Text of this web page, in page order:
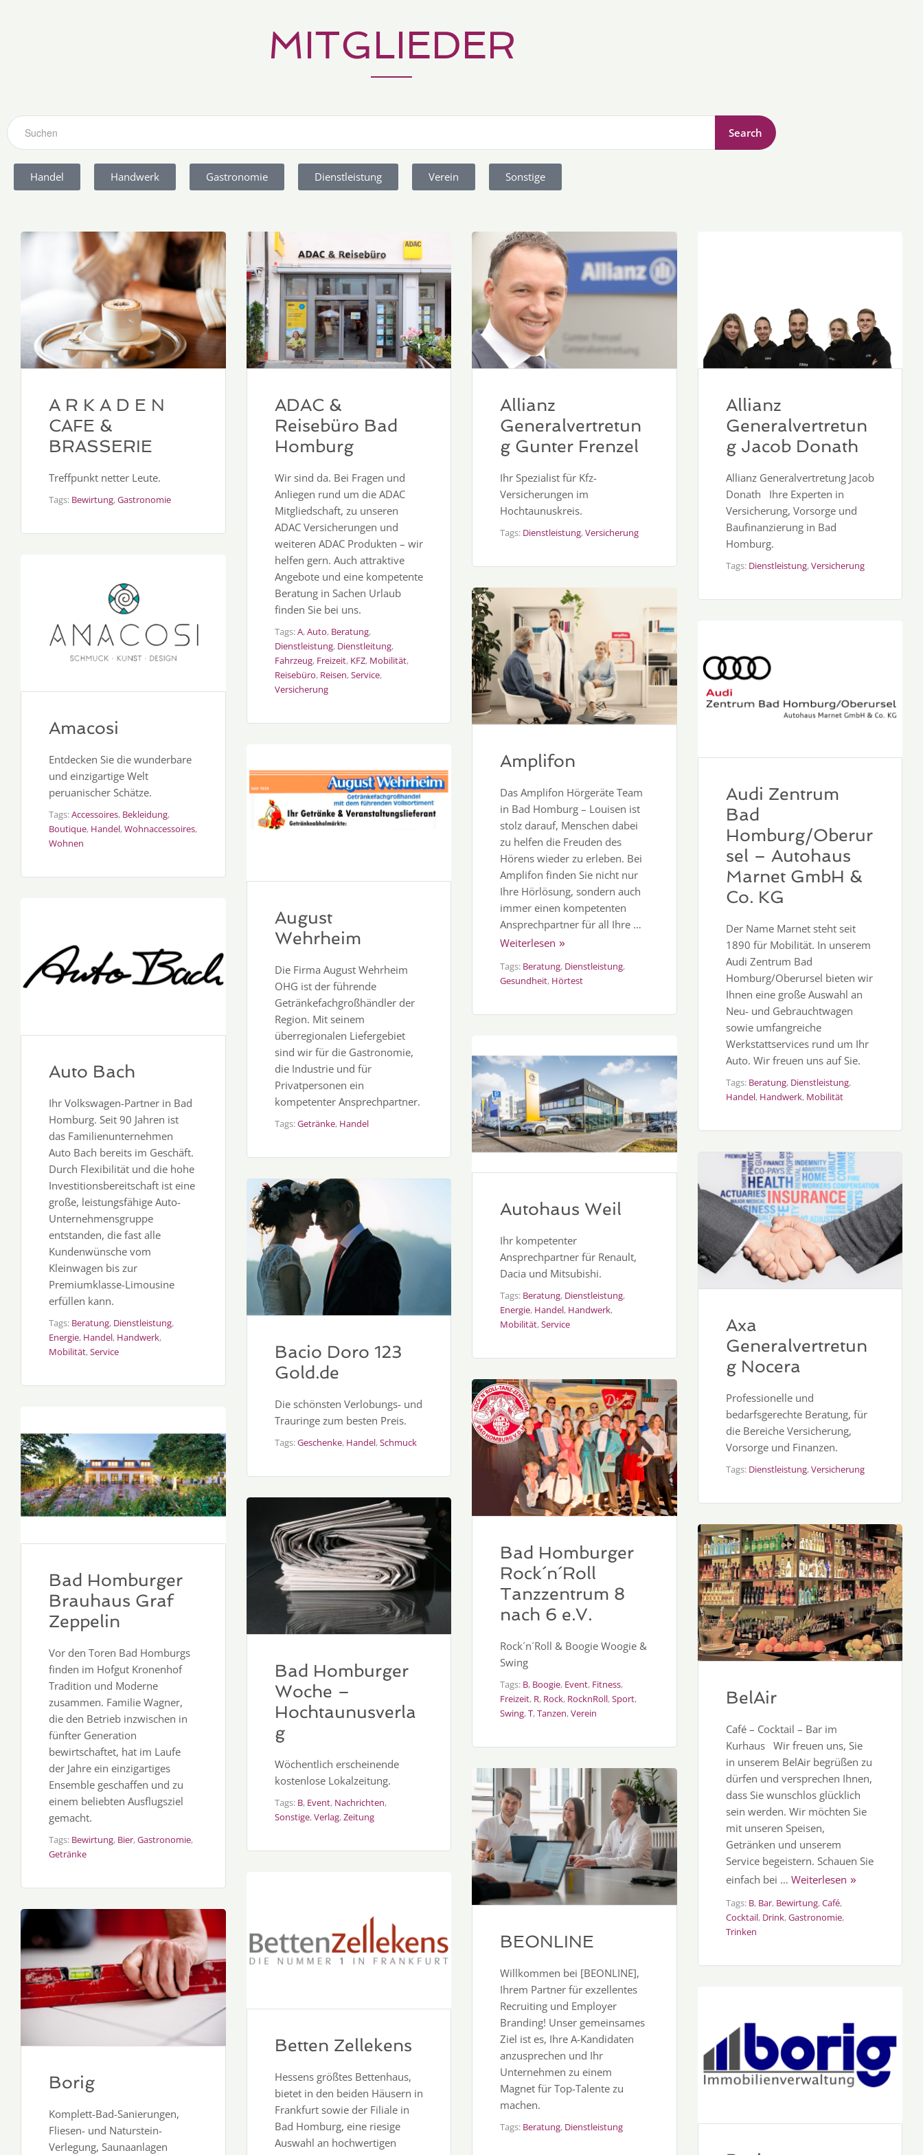
MITGLIEDER
Search
Handel Handwerk Gastronomie Dienstleistung Verein Sonstige
A R K A D E N
CAFE &
BRASSERIE
Treffpunkt netter Leute.
Tags: Bewirtung,Gastronomie
ADAC &
Reisebüro Bad
Homburg
Wir sind da. Bei Fragen und
Anliegen rund um die ADAC
Mitgliedschaft, zu unseren
ADAC Versicherungen und
weiteren ADAC Produkten – wir
helfen gern. Auch attraktive
Angebote und eine kompetente
Beratung in Sachen Urlaub
finden Sie bei uns.
Tags:A,Auto, Beratung,
Dienstleistung, Dienstleitung,
Fahrzeug, Freizeit, KFZ, Mobilität,
Reisebüro, Reisen,Service,
Versicherung
Allianz
Generalvertretun
g Gunter Frenzel
Ihr Spezialist für Kfz-
Versicherungen im
Hochtaunuskreis.
Tags: Dienstleistung,Versicherung
Allianz
Generalvertretun
g Jacob Donath
Allianz Generalvertretung Jacob
Donath Ihre Experten in
Versicherung, Vorsorge und
Baufinanzierung in Bad
Homburg.
Tags: Dienstleistung,Versicherung
Amacosi
Entdecken Sie die wunderbare
und einzigartige Welt
peruanischer Schätze.
Tags:Accessoires, Bekleidung,
Boutique, Handel,Wohnaccessoires,
Wohnen
Amplifon
Das Amplifon Hörgeräte Team
in Bad Homburg – Louisen ist
stolz darauf, Menschen dabei
zu helfen die Freuden des
Hörens wieder zu erleben. Bei
Amplifon finden Sie nicht nur
Ihre Hörlösung, sondern auch
immer einen kompetenten
Ansprechpartner für all Ihre …
Weiterlesen
Tags: Beratung, Dienstleistung,
Gesundheit, Hörtest
Audi Zentrum
Bad
Homburg/Oberur
sel – Autohaus
Marnet GmbH &
Co. KG
Der Name Marnet steht seit
1890 für Mobilität. In unserem
Audi Zentrum Bad
Homburg/Oberursel bieten wir
Ihnen eine große Auswahl an
Neu- und Gebrauchtwagen
sowie umfangreiche
Werkstattservices rund um Ihr
Auto. Wir freuen uns auf Sie.
Tags: Beratung, Dienstleistung,
Handel, Handwerk, Mobilität
August
Wehrheim
Die Firma August Wehrheim
OHG ist der führende
Getränkefachgroßhändler der
Region. Mit seinem
überregionalen Liefergebiet
sind wir für die Gastronomie,
die Industrie und für
Privatpersonen ein
kompetenter Ansprechpartner.
Tags:Getränke, Handel
Auto Bach
Ihr Volkswagen-Partner in Bad
Homburg. Seit 90 Jahren ist
das Familienunternehmen
Auto Bach bereits im Geschäft.
Durch Flexibilität und die hohe
Investitionsbereitschaft ist eine
große, leistungsfähige Auto-
Unternehmensgruppe
entstanden, die fast alle
Kundenwünsche vom
Kleinwagen bis zur
Premiumklasse-Limousine
erfüllen kann.
Tags: Beratung, Dienstleistung,
Energie, Handel, Handwerk,
Mobilität,Service
Autohaus Weil
Ihr kompetenter
Ansprechpartner für Renault,
Dacia und Mitsubishi.
Tags: Beratung, Dienstleistung,
Energie, Handel, Handwerk,
Mobilität,Service
Axa
Generalvertretun
g Nocera
Professionelle und
bedarfsgerechte Beratung, für
die Bereiche Versicherung,
Vorsorge und Finanzen.
Tags: Dienstleistung,Versicherung
Bacio Doro 123
Gold.de
Die schönsten Verlobungs- und
Trauringe zum besten Preis.
Tags:Geschenke, Handel,Schmuck
Bad Homburger
Rock´n´Roll
Tanzzentrum 8
nach 6 e.V.
Rock´n´Roll & Boogie Woogie &
Swing
Tags: B, Boogie, Event, Fitness,
Freizeit, R, Rock, RocknRoll,Sport,
Swing,T,Tanzen,Verein
Bad Homburger
Brauhaus Graf
Zeppelin
Vor den Toren Bad Homburgs
finden im Hofgut Kronenhof
Tradition und Moderne
zusammen. Familie Wagner,
die den Betrieb inzwischen in
fünfter Generation
bewirtschaftet, hat im Laufe
der Jahre ein einzigartiges
Ensemble geschaffen und zu
einem beliebten Ausflugsziel
gemacht.
Tags: Bewirtung, Bier,Gastronomie,
Getränke
Bad Homburger
Woche –
Hochtaunusverla
g
Wöchentlich erscheinende
kostenlose Lokalzeitung.
Tags: B, Event, Nachrichten,
Sonstige,Verlag,Zeitung
BelAir
Café – Cocktail – Bar im
Kurhaus Wir freuen uns, Sie
in unserem BelAir begrüßen zu
dürfen und versprechen Ihnen,
dass Sie wunschlos glücklich
sein werden. Wir möchten Sie
mit unseren Speisen,
Getränken und unserem
Service begeistern. Schauen Sie
einfach bei … Weiterlesen
Tags: B, Bar, Bewirtung,Café,
Cocktail, Drink,Gastronomie,
Trinken
BEONLINE
Willkommen bei [BEONLINE],
Ihrem Partner für exzellentes
Recruiting und Employer
Branding! Unser gemeinsames
Ziel ist es, Ihre A-Kandidaten
anzusprechen und Ihr
Unternehmen zu einem
Magnet für Top-Talente zu
machen.
Tags: Beratung, Dienstleistung
Betten Zellekens
Hessens größtes Bettenhaus,
bietet in den beiden Häusern in
Frankfurt sowie der Filiale in
Bad Homburg, eine riesige
Auswahl an hochwertigen
Borig
Komplett-Bad-Sanierungen,
Fliesen- und Naturstein-
Verlegung, Saunaanlagen